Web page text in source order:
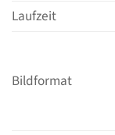
Laufzeit
Bildformat